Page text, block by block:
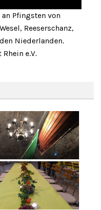
Pfingsten von
Reeserschanz,
Niederlanden.
e.V.